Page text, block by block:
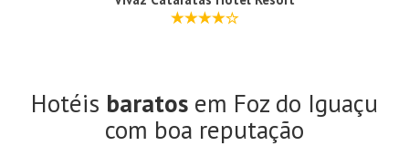
Hotéis baratos em Foz do Iguaçu
com boa reputação